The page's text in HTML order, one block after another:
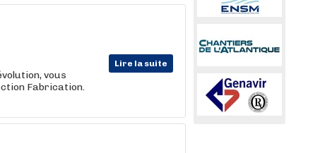
Lire la suite
vous
Fabrication.